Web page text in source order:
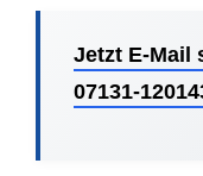
Jetzt E-Mail
07131-